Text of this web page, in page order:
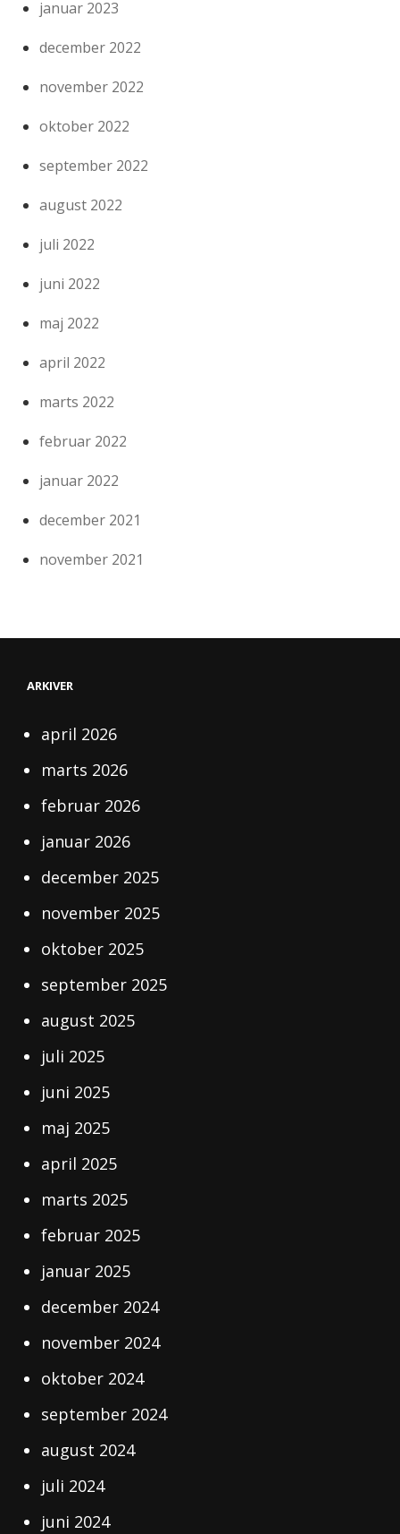
januar 2023
december 2022
november 2022
oktober 2022
september 2022
august 2022
juli 2022
juni 2022
maj 2022
april 2022
marts 2022
februar 2022
januar 2022
december 2021
november 2021
ARKIVER
april 2026
marts 2026
februar 2026
januar 2026
december 2025
november 2025
oktober 2025
september 2025
august 2025
juli 2025
juni 2025
maj 2025
april 2025
marts 2025
februar 2025
januar 2025
december 2024
november 2024
oktober 2024
september 2024
august 2024
juli 2024
juni 2024